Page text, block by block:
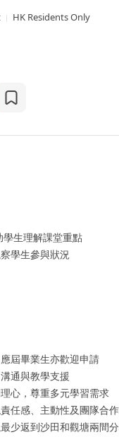
HK Residents Only
生理解課堂重點
學生參與狀況
屆畢業生亦歡迎申請
通與教學支援
心，尊重多元學習需求
任感、主動性及團隊合
少返到沙田和觀塘兩間